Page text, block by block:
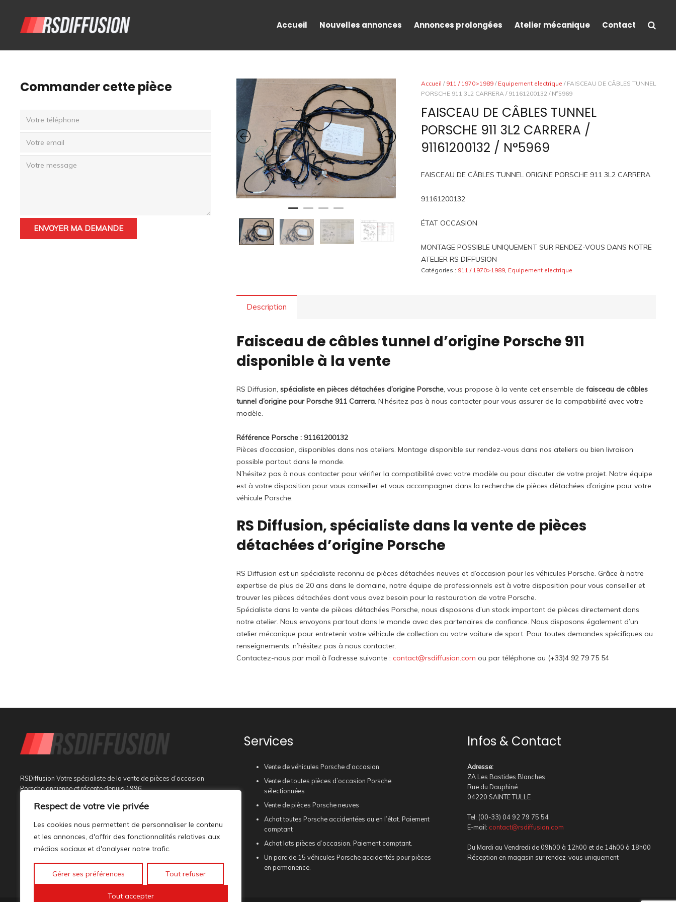
Respect de votre vie privée
Les cookies nous permettent de personnaliser le contenu
et les annonces, d'offrir des fonctionnalités relatives aux
médias sociaux et d'analyser notre trafic.
Gérer ses préférences Tout refuser
Tout accepter
Accueil Nouvelles annonces Annonces prolongées Atelier mécanique Contact
Accueil / 911 / 1970>1989/ Equipement electrique / FAISCEAU DE CÂBLES TUNNEL
PORSCHE 911 3L2 CARRERA / 91161200132 / N°5969
FAISCEAU DE CÂBLES TUNNEL
PORSCHE 911 3L2 CARRERA /
91161200132 / N°5969
FAISCEAU DE CÂBLES TUNNEL ORIGINE PORSCHE 911 3L2 CARRERA
91161200132
ÉTAT OCCASION
MONTAGE POSSIBLE UNIQUEMENT SUR RENDEZ-VOUS DANS NOTRE
ATELIER RS DIFFUSION
Catégories : 911 / 1970>1989, Equipement electrique
Description
Faisceau de câbles tunnel d’origine Porsche 911
disponible à la vente
RS Diffusion, spécialiste en pièces détachées d’origine Porsche, vous propose à la vente cet ensemble de faisceau de câbles
tunnel d’origine pour Porsche 911 Carrera. N’hésitez pas à nous contacter pour vous assurer de la compatibilité avec votre
modèle.
Référence Porsche : 91161200132
Pièces d’occasion, disponibles dans nos ateliers. Montage disponible sur rendez-vous dans nos ateliers ou bien livraison
possible partout dans le monde.
N’hésitez pas à nous contacter pour vérifier la compatibilité avec votre modèle ou pour discuter de votre projet. Notre équipe
est à votre disposition pour vous conseiller et vous accompagner dans la recherche de pièces détachées d’origine pour votre
véhicule Porsche.
RS Diffusion, spécialiste dans la vente de pièces
détachées d’origine Porsche
RS Diffusion est un spécialiste reconnu de pièces détachées neuves et d’occasion pour les véhicules Porsche. Grâce à notre
expertise de plus de 20 ans dans le domaine, notre équipe de professionnels est à votre disposition pour vous conseiller et
trouver les pièces détachées dont vous avez besoin pour la restauration de votre Porsche.
Spécialiste dans la vente de pièces détachées Porsche, nous disposons d’un stock important de pièces directement dans
notre atelier. Nous envoyons partout dans le monde avec des partenaires de confiance. Nous disposons également d’un
atelier mécanique pour entretenir votre véhicule de collection ou votre voiture de sport. Pour toutes demandes spécifiques ou
renseignements, n’hésitez pas à nous contacter.
Contactez-nous par mail à l’adresse suivante : contact@rsdiffusion.com ou par téléphone au (+33)4 92 79 75 54
Commander cette pièce
RSDiffusion Votre spécialiste de la vente de pièces d’occasion
Porsche ancienne et récente depuis 1996
Implantée à Sainte Tulle dans le département des Alpes de
Provence, au sein d’un bâtiment tout neuf de 1000M², son
activité est dédiée à la marque PORSCHE.
Services
Vente de véhicules Porsche d’occasion
Vente de toutes pièces d’occasion Porsche
sélectionnées
Vente de pièces Porsche neuves
Achat toutes Porsche accidentées ou en l’état. Paiement
comptant
Achat lots pièces d’occasion. Paiement comptant.
Un parc de 15 véhicules Porsche accidentés pour pièces
en permanence.
Infos & Contact
Adresse:
ZA Les Bastides Blanches
Rue du Dauphiné
04220 SAINTE TULLE
Tel: (00-33) 04 92 79 75 54
E-mail: contact@rsdiffusion.com
Du Mardi au Vendredi de 09h00 à 12h00 et de 14h00 à 18h00
Réception en magasin sur rendez-vous uniquement